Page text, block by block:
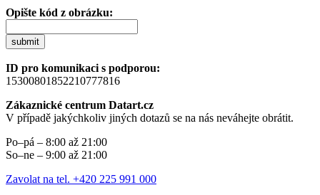
Opište kód z obrázku:
submit
ID pro komunikaci s podporou:
15300801852210777816
Zákaznické centrum Datart.cz
V případě jakýchkoliv jiných dotazů se na nás neváhejte obrátit.
Po–pá – 8:00 až 21:00
So–ne – 9:00 až 21:00
Zavolat na tel. +420 225 991 000